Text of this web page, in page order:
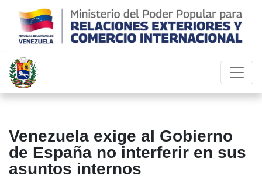
Venezuela exige al Gobierno
de España no interferir en sus
asuntos internos